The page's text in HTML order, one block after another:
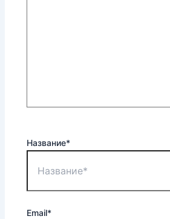
Название*
Email*